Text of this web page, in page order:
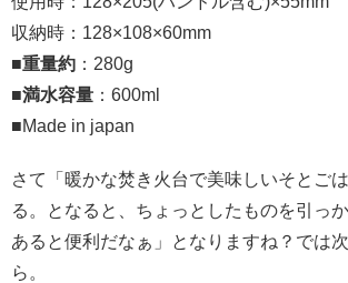
収納時：128×108×60mm
■重量約 ：280g
■満水容量 ：600ml
■Made in japan
さて「暖かな焚き火台で美味しいそとご
る。となると、ちょっとしたものを引っ
あると便利だなぁ」となりますね？では
ら。